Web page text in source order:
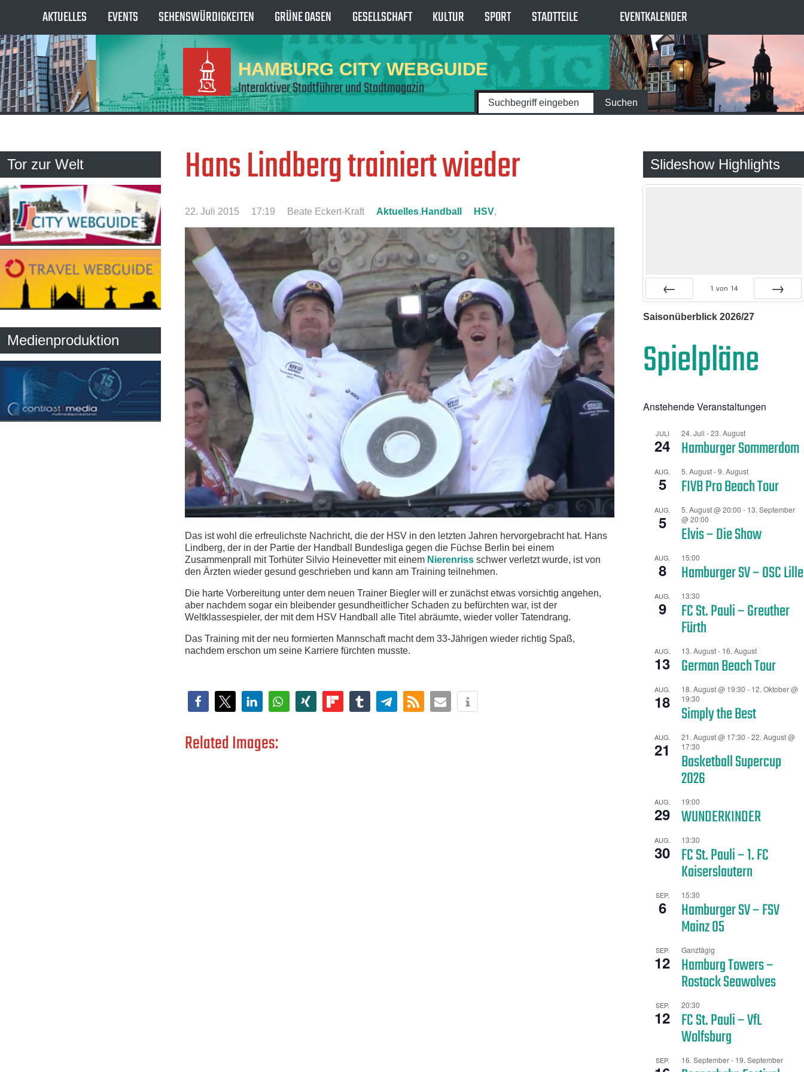
AKTUELLES EVENTS SEHENSWÜRDIGKEITEN GRÜNE OASEN GESELLSCHAFT KULTUR SPORT STADTTEILE EVENTKALENDER
HAMBURG CITY WEBGUIDE
Interaktiver Stadtführer und Stadtmagazin
Hans Lindberg trainiert wieder
22. Juli 2015 17:19 Beate Eckert-Kraft Aktuelles, Handball HSV,
Das ist wohl die erfreulichste Nachricht, die der HSV in den letzten Jahren hervorgebracht hat. Hans
Lindberg, der in der Partie der Handball Bundesliga gegen die Füchse Berlin bei einem
Zusammenprall mit Torhüter Silvio Heinevetter mit einem Nierenrissschwer verletzt wurde, ist von
den Ärzten wieder gesund geschrieben und kann am Training teilnehmen.
Die harte Vorbereitung unter dem neuen Trainer Biegler will er zunächst etwas vorsichtig angehen,
aber nachdem sogar ein bleibender gesundheitlicher Schaden zu befürchten war, ist der
Weltklassespieler, der mit dem HSV Handball alle Titel abräumte, wieder voller Tatendrang.
Das Training mit der neu formierten Mannschaft macht dem 33-Jährigen wieder richtig Spaß,
nachdem erschon um seine Karriere fürchten musste.
Related Images:
Tor zur Welt
Medienproduktion
Slideshow Highlights
1 von 14
Saisonüberblick 2026/27
Spielpläne
Anstehende Veranstaltungen
JULI
24
24. Juli -23. August
Hamburger Sommerdom
AUG.
5
5. August-9. August
FIVB Pro Beach Tour
AUG.
5
5. August @ 20:00 - 13. September
@ 20:00
Elvis – Die Show
AUG.
8
15:00
Hamburger SV – OSC Lille
AUG.
9
13:30
FC St. Pauli – Greuther
Fürth
AUG.
13
13. August- 16. August
German Beach Tour
AUG.
18
18. August @ 19:30 - 12. Oktober @
19:30
Simply the Best
AUG.
21
21. August @ 17:30 -22. August @
17:30
Basketball Supercup
2026
AUG.
29
19:00
WUNDERKINDER
AUG.
30
13:30
FC St. Pauli – 1. FC
Kaiserslautern
SEP.
6
15:30
Hamburger SV – FSV
Mainz 05
SEP.
12
Ganztägig
Hamburg Towers –
Rostock Seawolves
SEP.
12
20:30
FC St. Pauli – VfL
Wolfsburg
SEP. 16. September- 19. September